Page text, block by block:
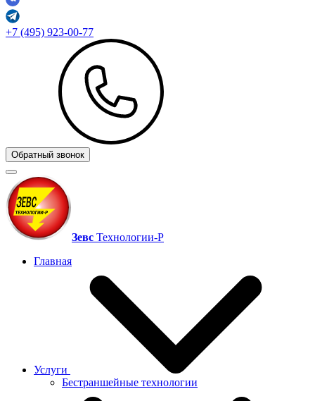
+7 (495) 923-00-77
Обратный звонок
Зевс Технологии‑Р
Главная
Услуги
Бестраншейные технологии